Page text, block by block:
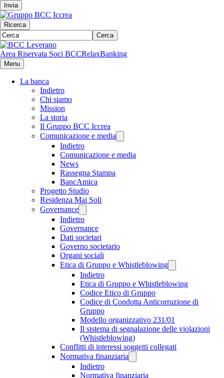
Invia
Ricerca
Cerca
Area Riservata Soci BCCRelaxBanking
Menu
La banca
Indietro
Chi siamo
Mission
La storia
Il Gruppo BCC Iccrea
Comunicazione e media
Indietro
Comunicazione e media
News
Rassegna Stampa
BancAmica
Progetto Studio
Residenza Mai Soli
Governance
Indietro
Governance
Dati societari
Governo societario
Organi sociali
Etica di Gruppo e Whistleblowing
Indietro
Etica di Gruppo e Whistleblowing
Codice Etico di Gruppo
Codice di Condotta Anticorruzione di
Gruppo
Modello organizzativo 231/01
Il sistema di segnalazione delle violazioni
(Whistleblowing)
Conflitti di interessi soggetti collegati
Normativa finanziaria
Indietro
Normativa finanziaria